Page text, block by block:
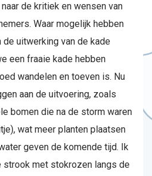
de kritiek en wensen van
Waar mogelijk hebben
uitwerking van de kade
een fraaie kade hebben
wandelen en toeven is. Nu
aan de uitvoering, zoals
bomen die na de storm waren
wat meer planten plaatsen
geven de komende tijd. Ik
strook met stokrozen langs de